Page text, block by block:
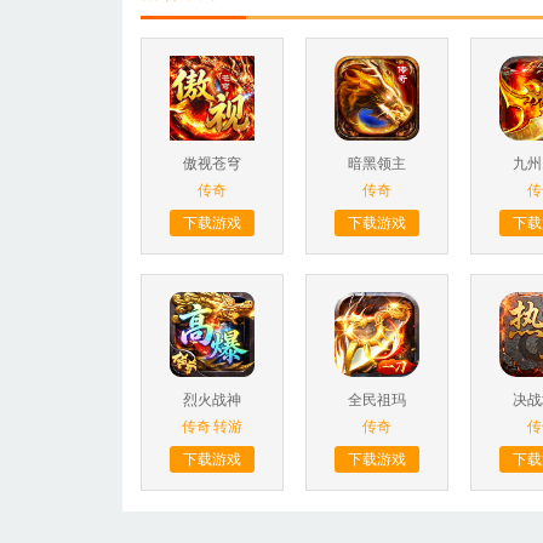
傲视苍穹
传奇
下载游戏
暗黑领主
传奇
下载游戏
九
下
烈火战神
传奇转游
下载游戏
全民祖玛
传奇
下载游戏
决
下